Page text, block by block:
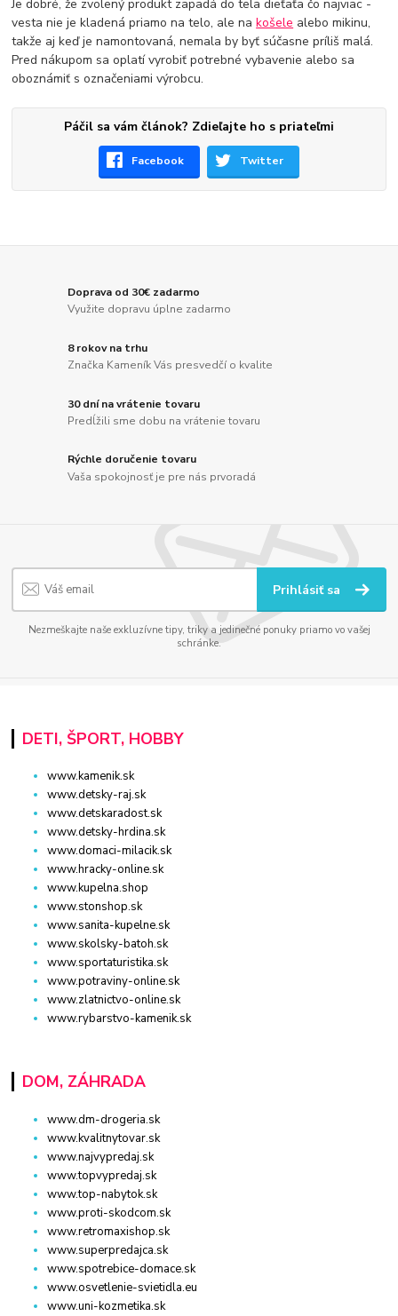
Je dobré, že zvolený produkt zapadá do tela dieťaťa čo najviac -
vesta nie je kladená priamo na telo, ale nakošele alebo mikinu,
takže aj keď je namontovaná, nemala by byť súčasne príliš malá.
Pred nákupom sa oplatí vyrobiť potrebné vybavenie alebo sa
oboznámiť s označeniami výrobcu.
Páčil sa vám článok? Zdieľajte ho s priateľmi
Facebook Twitter
Doprava od 30€ zadarmo
Využite dopravu úplne zadarmo
8 rokov na trhu
Značka Kameník Vás presvedčí o kvalite
30 dní na vrátenie tovaru
Predĺžili sme dobu na vrátenie tovaru
Rýchle doručenie tovaru
Vaša spokojnosť je pre nás prvoradá
Prihlásiť sa
Nezmeškajte naše exkluzívne tipy, triky a jedinečné ponuky priamo vo vašej
schránke.
DETI, ŠPORT, HOBBY
www.kamenik.sk
www.detsky-raj.sk
www.detskaradost.sk
www.detsky-hrdina.sk
www.domaci-milacik.sk
www.hracky-online.sk
www.kupelna.shop
www.stonshop.sk
www.sanita-kupelne.sk
www.skolsky-batoh.sk
www.sportaturistika.sk
www.potraviny-online.sk
www.zlatnictvo-online.sk
www.rybarstvo-kamenik.sk
DOM, ZÁHRADA
www.dm-drogeria.sk
www.kvalitnytovar.sk
www.najvypredaj.sk
www.topvypredaj.sk
www.top-nabytok.sk
www.proti-skodcom.sk
www.retromaxishop.sk
www.superpredajca.sk
www.spotrebice-domace.sk
www.osvetlenie-svietidla.eu
www.uni-kozmetika.sk